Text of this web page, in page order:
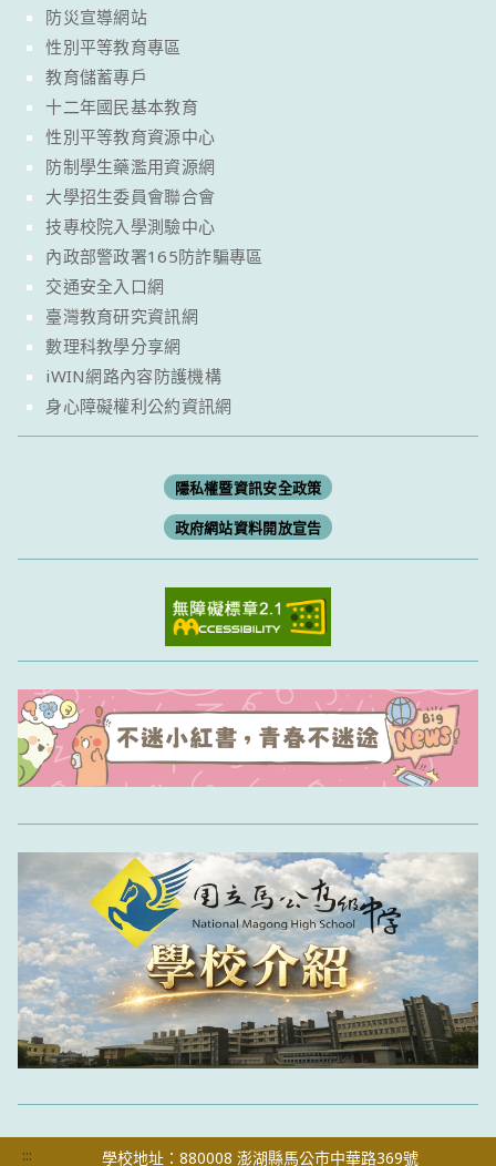
防災宣導網站
性別平等教育專區
教育儲蓄專戶
十二年國民基本教育
性別平等教育資源中心
防制學生藥濫用資源網
大學招生委員會聯合會
技專校院入學測驗中心
內政部警政署165防詐騙專區
交通安全入口網
臺灣教育研究資訊網
數理科教學分享網
iWIN網路內容防護機構
身心障礙權利公約資訊網
隱私權暨資訊安全政策
政府網站資料開放宣告
::: 學校地址：880008 澎湖縣馬公市中華路369號